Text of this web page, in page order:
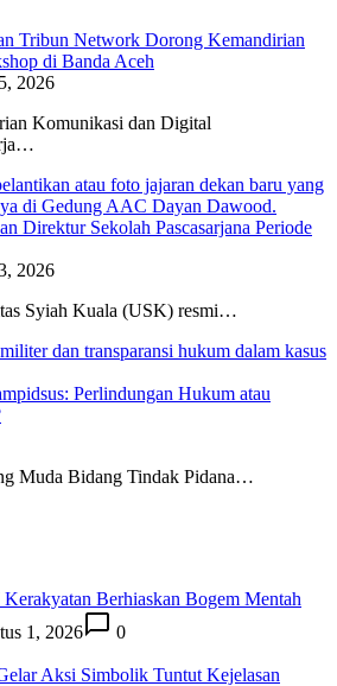
Tribun Network Dorong Kemandirian
di Banda Aceh
2026
Komunikasi dan Digital
Direktur Sekolah Pascasarjana Periode
2026
Syiah Kuala (USK) resmi…
Perlindungan Hukum atau
Muda Bidang Tindak Pidana…
Berhiaskan Bogem Mentah
1, 2026
0
Aksi Simbolik Tuntut Kejelasan